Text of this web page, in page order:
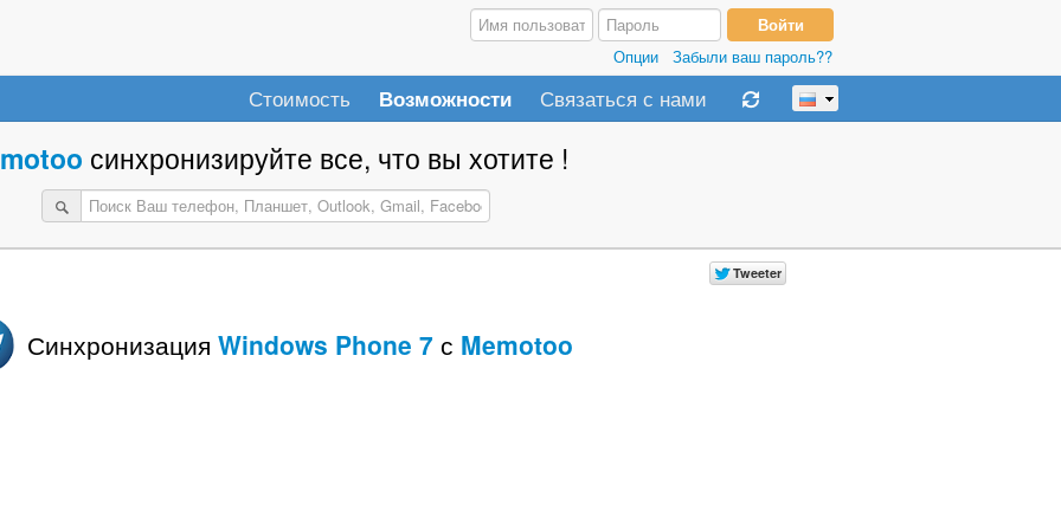
Опции Забыли ваш пароль??
Стоимость Возможности Связаться с нами
синхронизируйте все, что вы хотите !
Синхронизация Windows Phone 7 с Memotoo